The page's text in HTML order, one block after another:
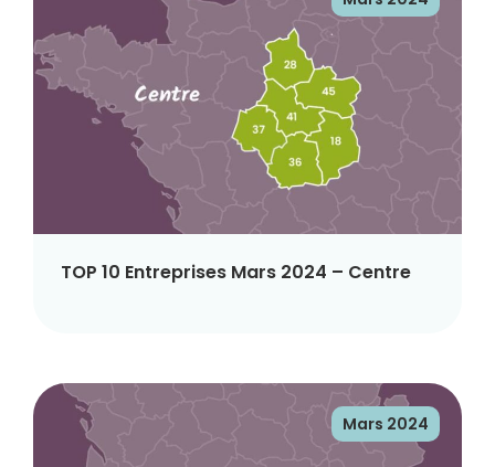
TOP 10 Entreprises Mars 2024 – Centre
Mars 2024